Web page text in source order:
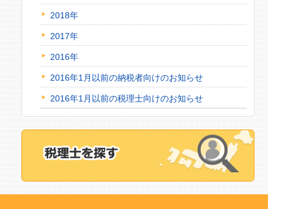
2018年
2017年
2016年
2016年1月以前の納税者向けのお知らせ
2016年1月以前の税理士向けのお知らせ